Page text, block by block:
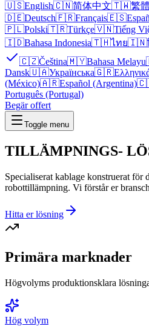
🇺🇸English🇨🇳简体中文🇹🇼繁
🇩🇪Deutsch🇫🇷Français🇪🇸
🇵🇱Polski🇹🇷Türkçe🇻🇳Tiếng
🇮🇩Bahasa Indonesia🇹🇭ไทย🇮🇳
🇨🇿Čeština🇲🇾Bahasa Melayu
Dansk🇺🇦Українська🇬🇷
(México)🇦🇷Español (Argentina)
Português (Portugal)
Begär offert
Toggle menu
TILLÄMPNINGS-
Specialiserat kablage konstruerat för
robottillämpning. Vi förstår er
Hitta er lösning
Primära marknader
Högvolyms produktionsklara
Hög volym